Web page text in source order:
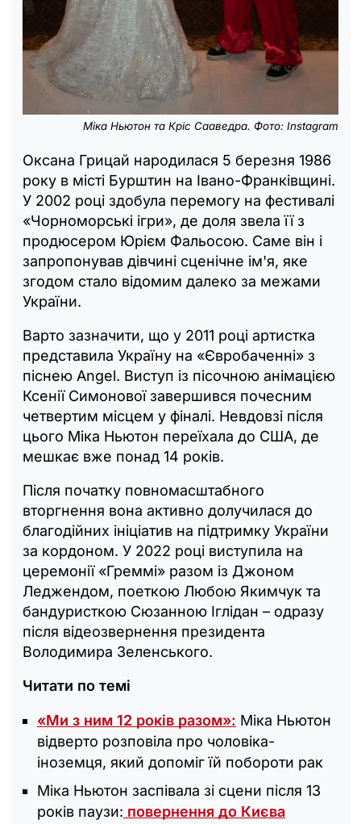
Міка Ньютон та Кріс Сааведра. Фото: Instagram
Оксана Грицай народилася 5 березня 1986
року в місті Бурштин на Івано-Франківщині.
У 2002 році здобула перемогу на фестивалі
«Чорноморські ігри», де доля звела її з
продюсером Юрієм Фальосою. Саме він і
запропонував дівчині сценічне ім'я, яке
згодом стало відомим далеко за межами
України.
Варто зазначити, що у 2011 році артистка
представила Україну на «Євробаченні» з
піснею Angel. Виступ із пісочною анімацією
Ксенії Симонової завершився почесним
четвертим місцем у фіналі. Невдовзі після
цього Міка Ньютон переїхала до США, де
мешкає вже понад 14 років.
Після початку повномасштабного
вторгнення вона активно долучилася до
благодійних ініціатив на підтримку України
за кордоном. У 2022 році виступила на
церемонії «Греммі» разом із Джоном
Леджендом, поеткою Любою Якимчук та
бандуристкою Сюзанною Іглідан – одразу
після відеозвернення президента
Володимира Зеленського.
Читати по темі
«Ми з ним 12 років разом»: Міка Ньютон
відверто розповіла про чоловіка-
іноземця, який допоміг їй побороти рак
Міка Ньютон заспівала зі сцени після 13
років паузи: повернення до Києва